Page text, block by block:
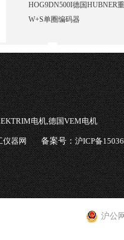
HOG9DN500I德国HUBNER
W+S单圈编码器
电机,德国VEM电机
仪器网 备案号：沪ICP备
沪公